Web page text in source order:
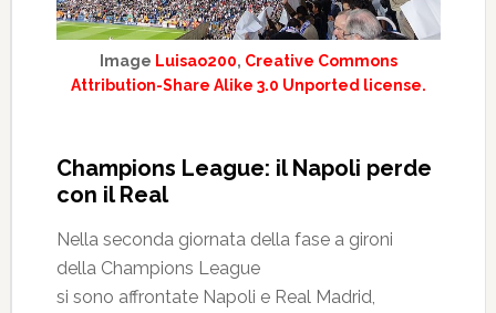
Image Luisao200, Creative Commons
Attribution-Share Alike 3.0 Unported license.
Champions League: il Napoli perde
con il Real
Nella seconda giornata della fase a gironi
della Champions League
si sono affrontate Napoli e Real Madrid,